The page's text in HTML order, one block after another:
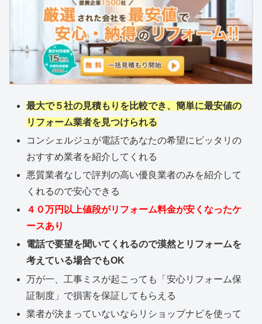
最大で５社の見積もりを比較でき、簡単に最安値の
リフォーム業者を見つけられる
コンシェルジュが電話であなたの希望にピッタリの
おすすめ業者を紹介してくれる
悪質業者なしで評判の高い優良業者のみを紹介して
くれるので安心できる
４０万円以上値段がリフォーム料金が安くなったケ
ースあり
電話で要望を聞いてくれるので漠然とリフォームを
考えている場合でもOK
万が一、工事ミスが起こっても「安心リフォーム保
証制度」で損害を保証してもらえる
業者が決まっていないならリショップナビを使って